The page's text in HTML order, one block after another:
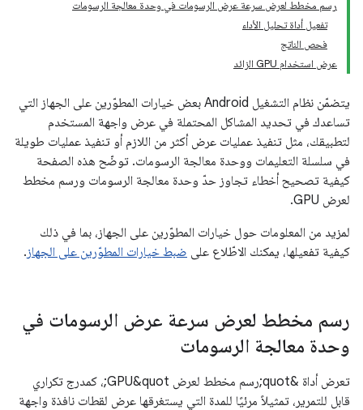
رسم مخطط لعرض سرعة عرض الرسومات في وحدة معالجة الرسومات
تفعيل أداة تحليل الأداء
فحص الناتج
عرض استخدام GPU الزائد
يتضمّن نظام التشغيل Android بعض خيارات المطوّرين على الجهاز التي
تساعدك في تحديد المشاكل المحتملة في عرض واجهة المستخدم
لتطبيقك، مثل تنفيذ عمليات عرض أكثر من اللازم أو تنفيذ عمليات طويلة
في سلسلة التعليمات ووحدة معالجة الرسومات. توضّح هذه الصفحة
كيفية تصحيح أخطاء تجاوز حدّ وحدة معالجة الرسومات ورسم مخطط
لعرض GPU.
لمزيد من المعلومات حول خيارات المطوّرين على الجهاز، بما في ذلك
كيفية تفعيلها، يمكنك الاطّلاع على ضبط خيارات المطوّرين على الجهاز.
رسم مخطط لعرض سرعة عرض الرسومات في
وحدة معالجة الرسومات
تعرض أداة &quot;رسم مخطط لعرض GPU&quot;، كمدرج تكراري
قابل للتمرير، تمثيلاً مرئيًا للمدة التي يستغرقها عرض لقطات نافذة واجهة